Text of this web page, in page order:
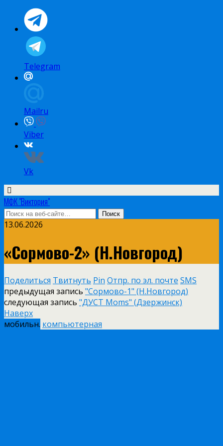
Telegram
Mailru
Viber
Vk
МФК "Виктория"
13.06.2026
«Сормово-2» (Н.Новгород)
Поделиться Твитнуть Pin Отпр. по эл. почте SMS
предыдущая запись "Сормово-1" (Н.Новгород)
следующая запись "ДУСТ Moms" (Дзержинск)
Наверх
мобильн. компьютерная